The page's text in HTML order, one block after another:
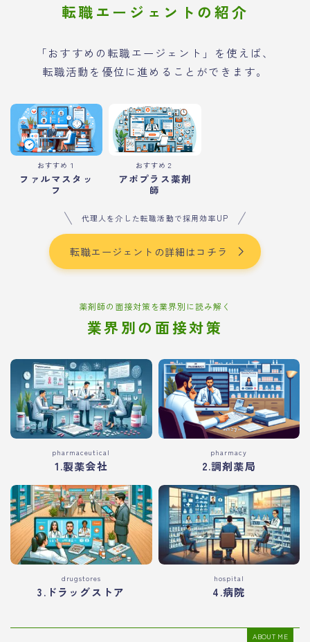
転職エージェントの紹介
「おすすめの転職エージェント」を使えば、
転職活動を優位に進めることができます。
おすすめ１
ファルマスタッ
フ
おすすめ２
アポプラス薬剤
師
代理人を介した転職活動で採用効率UP
転職エージェントの詳細はコチラ
薬剤師の面接対策を業界別に読み解く
業界別の面接対策
pharmaceutical
1.製薬会社
pharmacy
2.調剤薬局
drugstores
3.ドラッグストア
hospital
4.病院
ABOUT ME